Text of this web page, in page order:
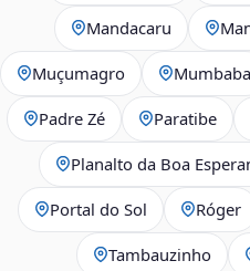
Mandacaru
Muçumagro Mumbaba
Padre Zé Paratibe
Planalto da Boa
Portal do Sol Róger
Tambauzinho